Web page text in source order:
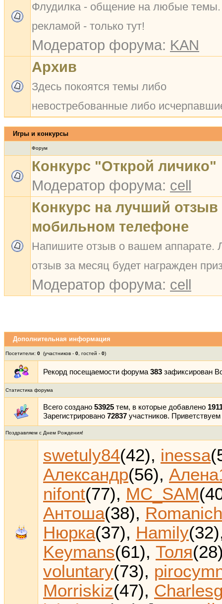
Флудилка - общение на любые
рекламой - только тут!
Модератор форума: KAN
Архив
Здесь покоятся темы либо
невостребованные либо
Игры и конкурсы
Форум
Конкурс "Открой личико"
Модератор форума: cell
Конкурс на лучший отзыв
мобильном телефоне
Напишите отзыв о вашем аппарате.
отзыв за месяц будет награжден
Модератор форума: cell
Дополнительная информация
Посетители: 0 (участников - 0 , гостей - 0)
Рекорд посещаемости форума 383 зафиксирован
Статистика форума
Всего создано 53925 тем, в которые добавлено
Зарегистрировано 72837 участников.
Поздравляем с Днем Рождения!
swetuly84(42), inessa
Александр(56),
nifont(77), MC_SAM
Антоша(38), Romanich
Нюрка(37), Hamily(32)
Keymans(61), Толя
voluntary(73),
Morriskiz(47),